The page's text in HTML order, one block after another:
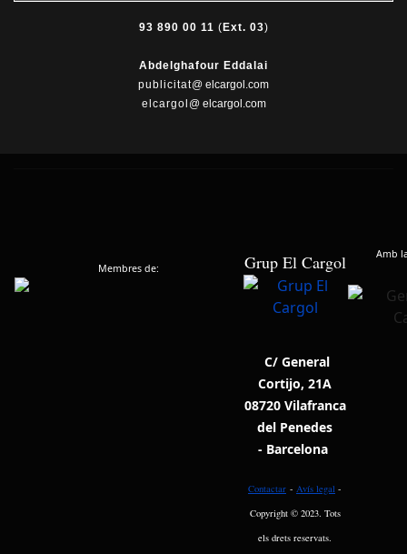
93 890 00 11 ( Ext. 03)
Abdelghafour Eddalai
publicitat@ elcargol.com
elcargol @ elcargol.com
Membres de: Grup El Cargol Amb
C/ General
Cortijo, 21A
08720 Vilafranca
del Penedes
- Barcelona
Contactar - Avís legal -
Copyright © 2023. Tots
els drets reservats.